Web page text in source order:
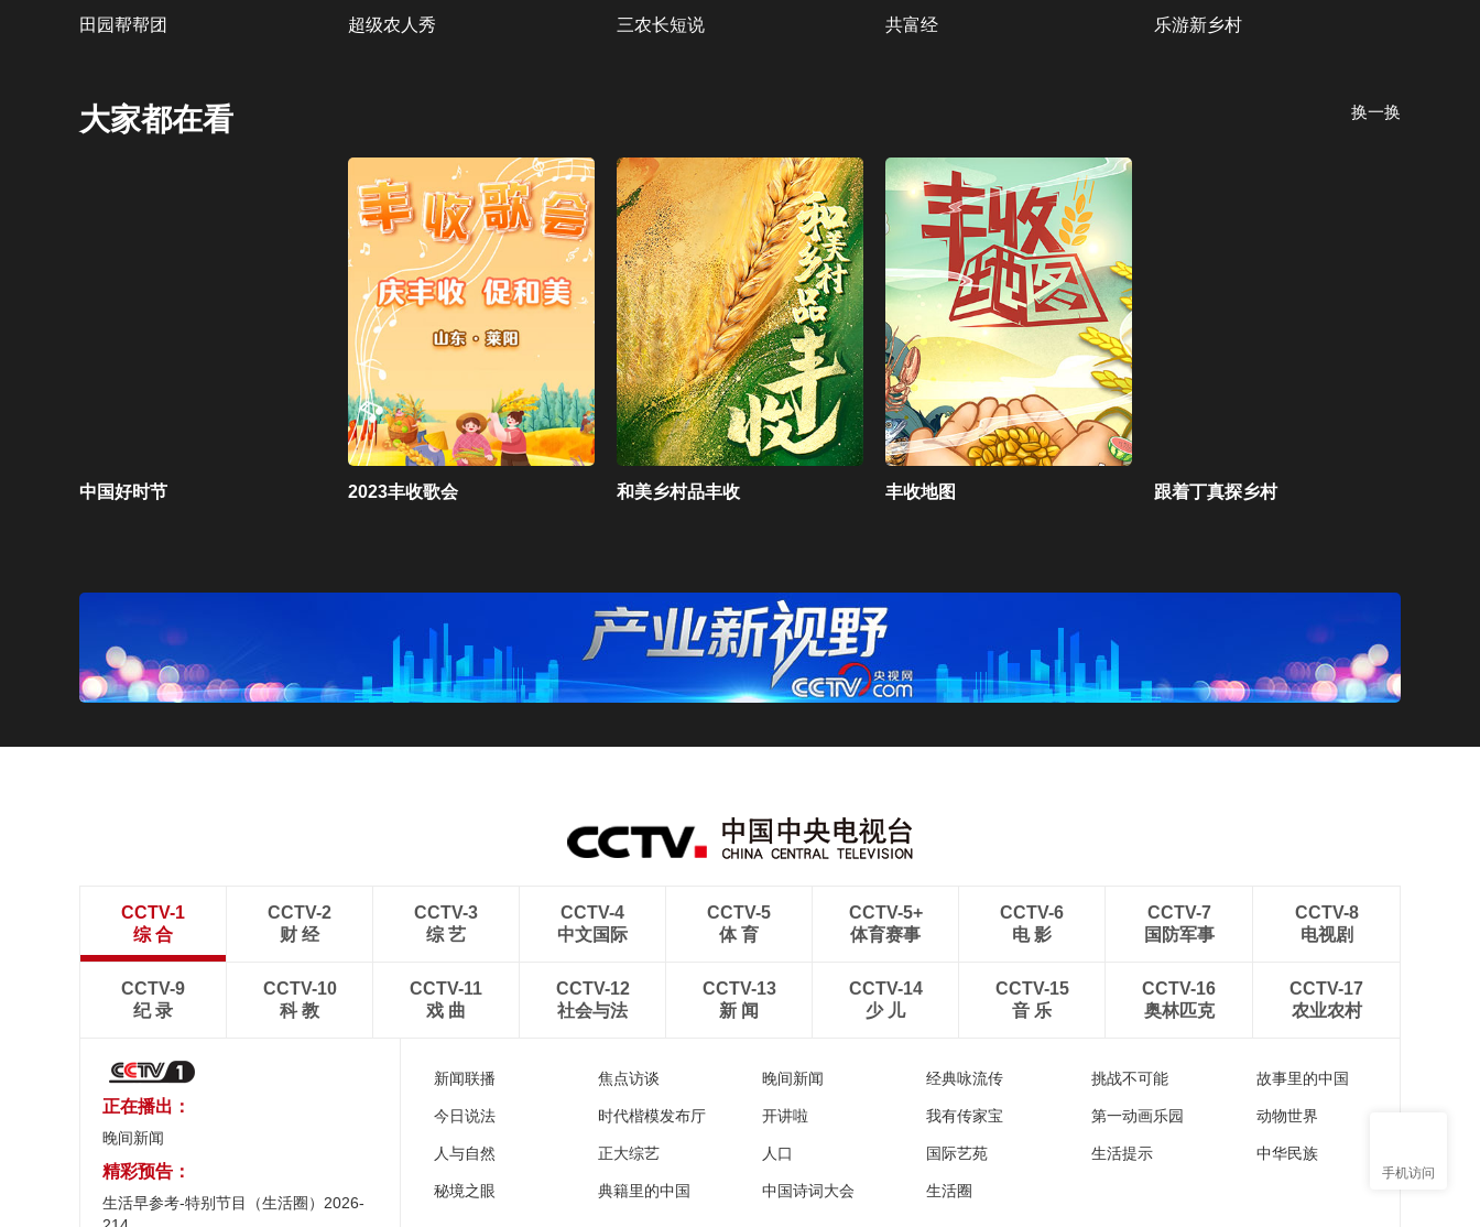
田园帮帮团 超级农人秀 三农长短说 共富经 乐游新乡村
大家都在看 换一换
中国好时节 2023丰收歌会 和美乡村品丰收 丰收地图 跟着丁真探乡村
手机访问
CCTV-1
综 合
CCTV-2
财 经
CCTV-3
综 艺
CCTV-4
中文国际
CCTV-5
体 育
CCTV-5+
体育赛事
CCTV-6
电 影
CCTV-7
国防军事
CCTV-8
电视剧
CCTV-9
纪 录
CCTV-10
科 教
CCTV-11
戏 曲
CCTV-12
社会与法
CCTV-13
新 闻
CCTV-14
少 儿
CCTV-15
音 乐
CCTV-16
奥林匹克
CCTV-17
农业农村
正在播出：
晚间新闻
精彩预告：
生活早参考-特别节目（生活圈）2026-
新闻联播 焦点访谈 晚间新闻 经典咏流传 挑战不可能 故事里的中国
今日说法 时代楷模发布厅 开讲啦 我有传家宝 第一动画乐园 动物世界
人与自然 正大综艺 人口 国际艺苑 生活提示 中华民族
秘境之眼 典籍里的中国 中国诗词大会 生活圈